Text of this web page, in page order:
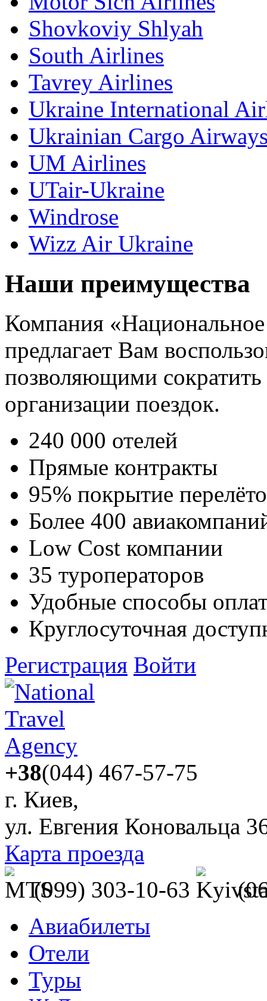
Shovkoviy Shlyah
South Airlines
Tavrey Airlines
Ukraine International
Ukrainian Cargo
UM Airlines
UTair-Ukraine
Windrose
Wizz Air Ukraine
Наши преимущества
Компания
предлагает Вам
позволяющими
организации поездок.
240 000 отелей
Прямые контракты
95% покрытие
Более 400
Low Cost компании
35 туроператоров
Удобные способы
Круглосуточная
Регистрация Войти
+38(044) 467-57-75
г. Киев,
ул. Евгения Коновальца
Карта проезда
(099) 303-10-63
Авиабилеты
Отели
Туры